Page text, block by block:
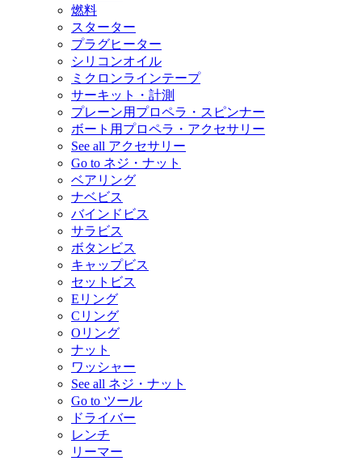
燃料
スターター
プラグヒーター
シリコンオイル
ミクロンラインテープ
サーキット・計測
プレーン用プロペラ・スピンナー
ボート用プロペラ・アクセサリー
See all アクセサリー
Go to ネジ・ナット
ベアリング
ナベビス
バインドビス
サラビス
ボタンビス
キャップビス
セットビス
Eリング
Cリング
Oリング
ナット
ワッシャー
See all ネジ・ナット
Go to ツール
ドライバー
レンチ
リーマー